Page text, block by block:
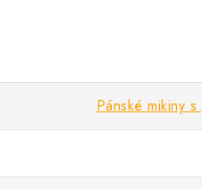
Pánské mikiny